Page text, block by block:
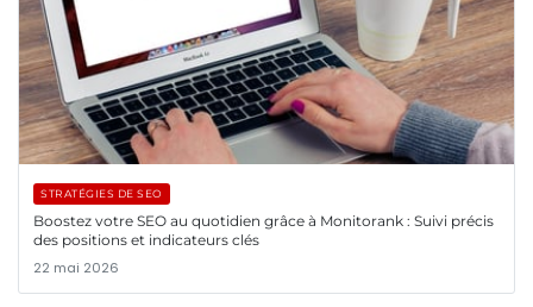
STRATÉGIES DE SEO
Boostez votre SEO au quotidien grâce à Monitorank : Suivi précis
des positions et indicateurs clés
22 mai 2026